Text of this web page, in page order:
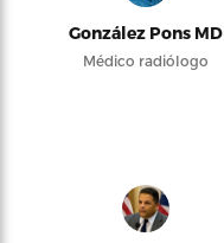
González Pons MD
Médico radiólogo